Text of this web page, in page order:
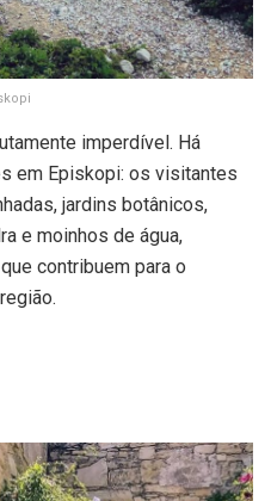
imperdível. Há
em Episkopi: os visitantes
jardins botânicos,
e moinhos de água,
contribuem para o